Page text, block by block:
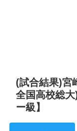
(試合結果)宮
全国高校総
ー級】